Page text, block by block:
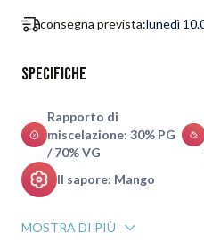
consegna prevista:lunedì
Specifiche
Rapporto di
miscelazione: 30% PG
/ 70% VG
Il sapore: Mango
MOSTRA DI PIÙ